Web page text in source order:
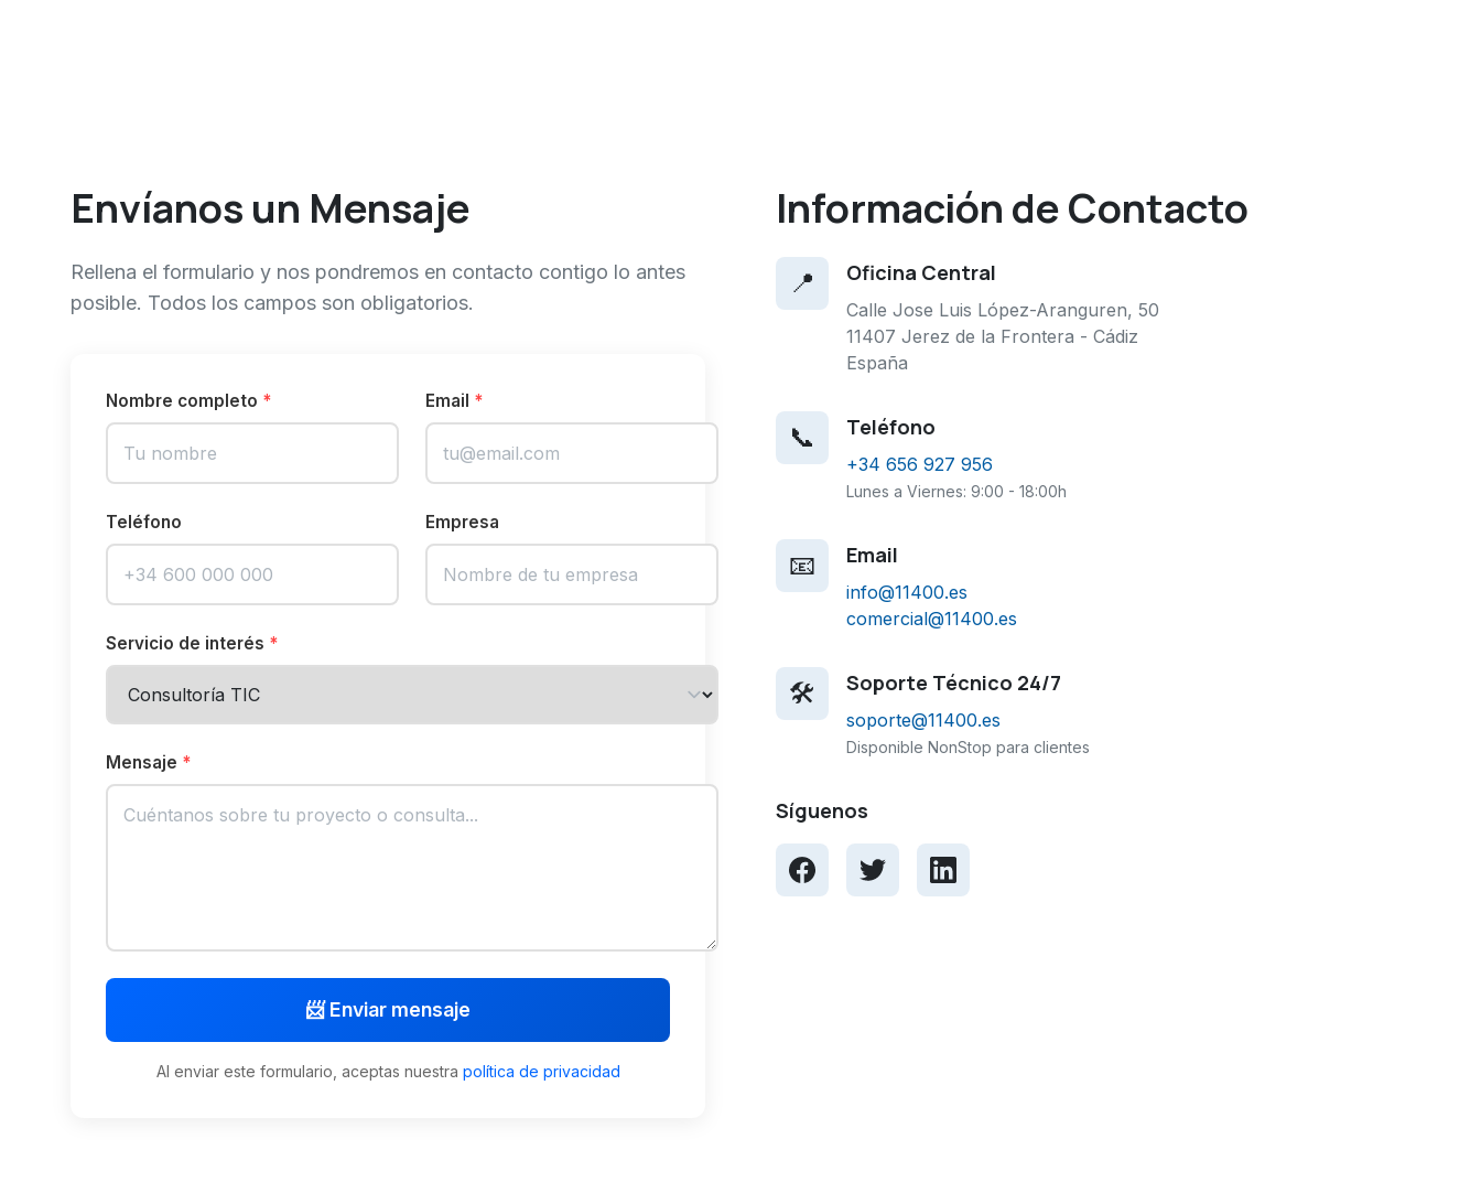
Envíanos un Mensaje
Rellena el formulario y nos pondremos en contacto contigo lo antes
posible. Todos los campos son obligatorios.
Nombre completo * Email *
Teléfono Empresa
Servicio de interés *
Mensaje *
📨 Enviar mensaje
Al enviar este formulario, aceptas nuestra política de privacidad
Información de Contacto
📍 Oficina Central
Calle Jose Luis López-Aranguren, 50
11407 Jerez de la Frontera - Cádiz
España
📞 Teléfono
+34 656 927 956
Lunes a Viernes: 9:00 - 18:00h
📧 Email
info@11400.es
comercial@11400.es
🛠️ Soporte Técnico 24/7
soporte@11400.es
Disponible NonStop para clientes
Síguenos